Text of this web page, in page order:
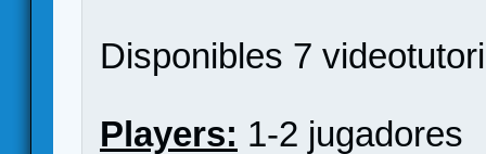
Disponibles 7
Players: 1-2 jugadores